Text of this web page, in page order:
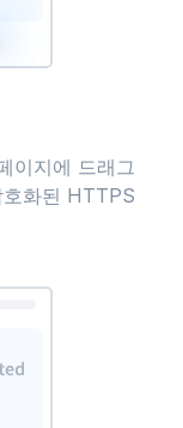
이지에 드래그
화된 HTTPS